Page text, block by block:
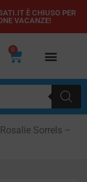
È CHIUSO PER
VACANZE!
0
Carrello
Rosalie Sorrels –